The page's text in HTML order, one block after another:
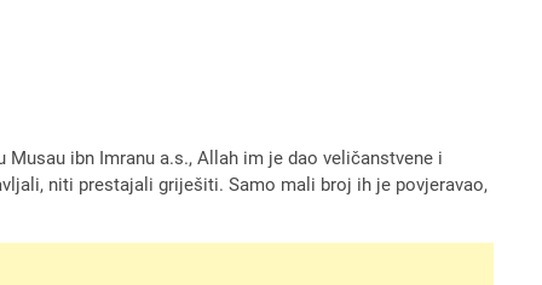
ibn Imranu a.s., Allah im je dao veličanstvene i
niti prestajali griješiti. Samo mali broj ih je povjeravao,